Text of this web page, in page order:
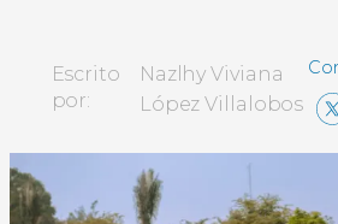
Escrito
por:
Nazlhy Viviana
López Villalobos